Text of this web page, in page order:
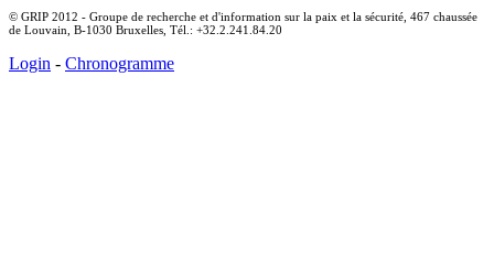
© GRIP 2012 - Groupe de recherche et d'information sur la paix et la sécurité, 467 chaussée
de Louvain, B-1030 Bruxelles, Tél.: +32.2.241.84.20
Login - Chronogramme